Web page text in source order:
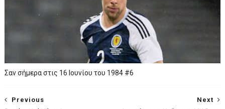
Σαν σήμερα στις 16 Ιουνίου του 1984 #6
Next
Previous